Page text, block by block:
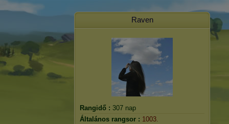
Raven
Rangidő : 307 nap
Általános rangsor : 1003.